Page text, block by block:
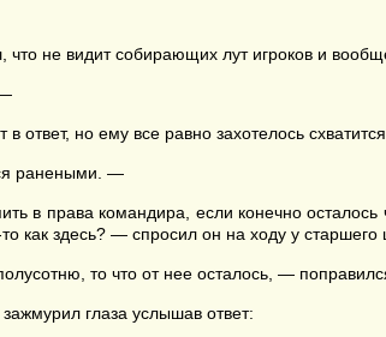
не видит собирающих лут игроков и
но ему все равно захотелось схватится
ранеными. —
в права командира, если конечно
здесь? — спросил он на ходу у старшего
то что от нее осталось, —
глаза услышав ответ: